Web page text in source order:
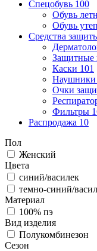
Спецобувь 100
Обувь
Обувь
Средства
Защитные
Каски 101
Наушники
Очки
Фильтры
Распродажа 10
Пол
Женский
Цвета
синий/василек
темно-синий/
Материал
100% пэ
Вид изделия
Полукомбинезон
Сезон